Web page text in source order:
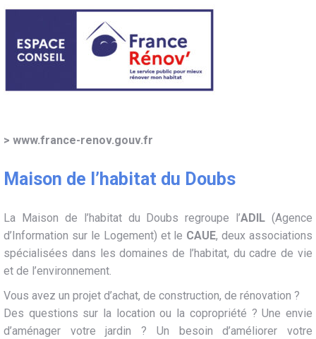
> www.france-renov.gouv.fr
Maison de l’habitat du Doubs
La Maison de l’habitat du Doubs regroupe l’ADIL (Agence
d’Information sur le Logement) et le CAUE, deux associations
spécialisées dans les domaines de l’habitat, du cadre de vie
et de l’environnement.
Vous avez un projet d’achat, de construction, de rénovation ?
Des questions sur la location ou la copropriété ? Une envie
d’aménager votre jardin ? Un besoin d’améliorer votre